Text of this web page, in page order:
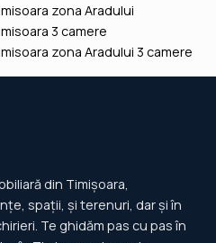
zona Aradului
3 camere
zona Aradului 3 camere
din Timișoara,
spații, și terenuri, dar și în
Te ghidăm pas cu pas în